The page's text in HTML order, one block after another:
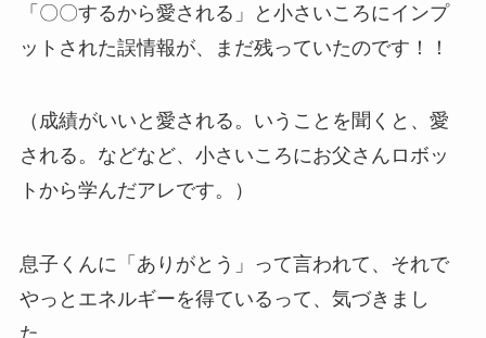
「〇〇するから愛される」と小さいころにインプ
ットされた誤情報が、まだ残っていたのです！！
（成績がいいと愛される。いうことを聞くと、愛
される。などなど、小さいころにお父さんロボッ
トから学んだアレです。）
息子くんに「ありがとう」って言われて、それで
やっとエネルギーを得ているって、気づきまし